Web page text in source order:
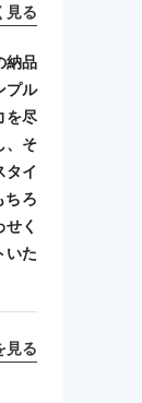
見る
納品
プル
を尽
、そ
タイ
ちろ
く
いた
見る